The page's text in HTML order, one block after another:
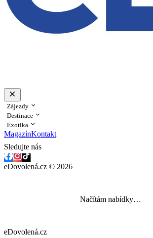
Zájezdy
Destinace
Exotika
MagazínKontakt
Sledujte nás
eDovolená.cz © 2026
Načítám nabídky…
eDovolená.cz